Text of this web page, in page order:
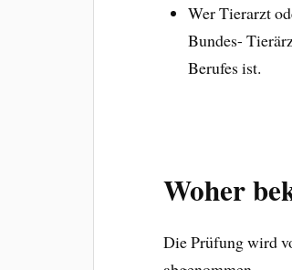
Wer Tierarzt
Bundes-
Berufes ist.
Woher
Die Prüfung wird